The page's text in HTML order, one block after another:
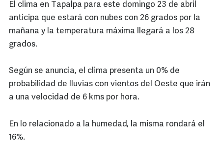
El clima en Tapalpa para este domingo 23 de abril
anticipa que estará con nubes con 26 grados por la
mañana y la temperatura máxima llegará a los 28
grados.
Según se anuncia, el clima presenta un 0% de
probabilidad de lluvias con vientos del Oeste que irán
a una velocidad de 6 kms por hora.
En lo relacionado a la humedad, la misma rondará el
16%.